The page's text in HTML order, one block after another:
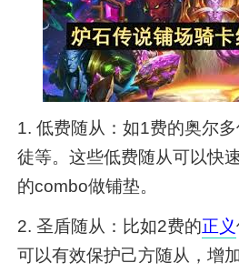
1. 低费随从：如1费的奥尔
徒等。这些低费随从可以快
的combo做铺垫。
2. 圣盾随从：比如2费的正义
可以有效保护己方随从，增